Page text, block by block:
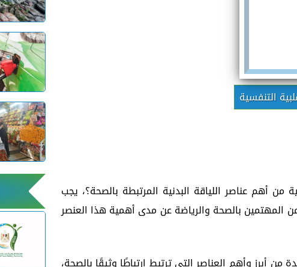
التنفسية
أهم عناصر اللياقة البدنية المرتبطة بالصحة؟، يجب
المهتمين بالصحة والرياضة عن مدى أهمية هذا العنصر
من أبرز وأهم العناصر التي ترتبط ارتباطًا وثيقًا بالصحة،